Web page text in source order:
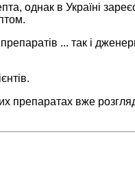
однак в Україні
... так і
препаратах вже